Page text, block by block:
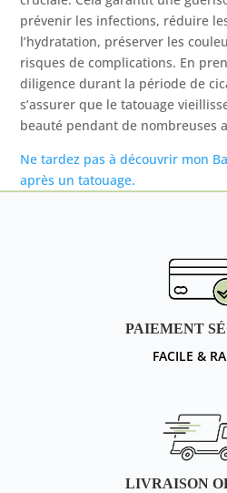
prévenir les infections, réduire
l’hydratation, préserver les
risques de complications. En
diligence durant la période de
s’assurer que le tatouage
beauté pendant de nombreuses
Ne tardez pas à découvrir mon
après un tatouage.
PAIEMENT
FACILE &
LIVRAISON